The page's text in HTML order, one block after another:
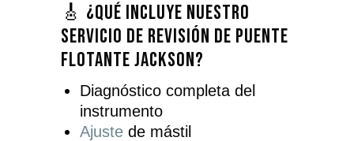
🎸 ¿Qué incluye nuestro
servicio de revisión de puente
flotante Jackson?
Diagnóstico completa del
instrumento
Ajustede mástil